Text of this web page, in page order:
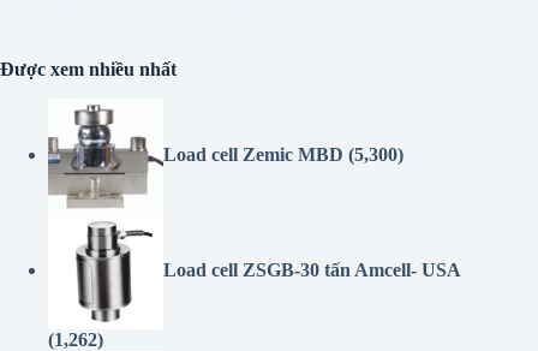
Được xem nhiều nhất
Load cell Zemic MBD (5,300)
Load cell ZSGB-30 tấn Amcell- USA
(1,262)